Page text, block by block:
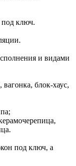
ключ.
и видами
блок-хаус,
под ключ, а